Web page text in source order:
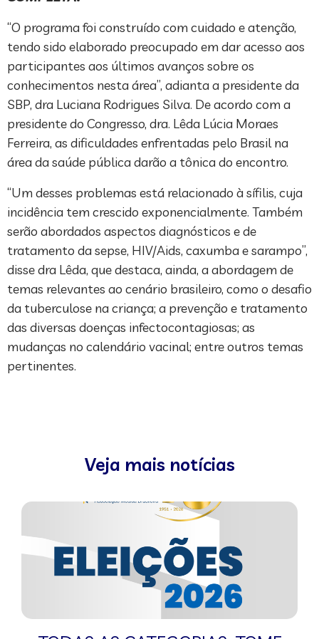
“O programa foi construído com cuidado e atenção,
tendo sido elaborado preocupado em dar acesso aos
participantes aos últimos avanços sobre os
conhecimentos nesta área”, adianta a presidente da
SBP, dra Luciana Rodrigues Silva. De acordo com a
presidente do Congresso, dra. Lêda Lúcia Moraes
Ferreira, as dificuldades enfrentadas pelo Brasil na
área da saúde pública darão a tônica do encontro.
“Um desses problemas está relacionado à sífilis, cuja
incidência tem crescido exponencialmente. Também
serão abordados aspectos diagnósticos e de
tratamento da sepse, HIV/Aids, caxumba e sarampo”,
disse dra Lêda, que destaca, ainda, a abordagem de
temas relevantes ao cenário brasileiro, como o desafio
da tuberculose na criança; a prevenção e tratamento
das diversas doenças infectocontagiosas; as
mudanças no calendário vacinal; entre outros temas
pertinentes.
Veja mais notícias